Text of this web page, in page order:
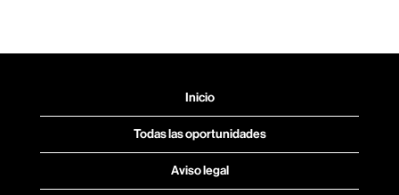
Inicio
Todas las oportunidades
Aviso legal